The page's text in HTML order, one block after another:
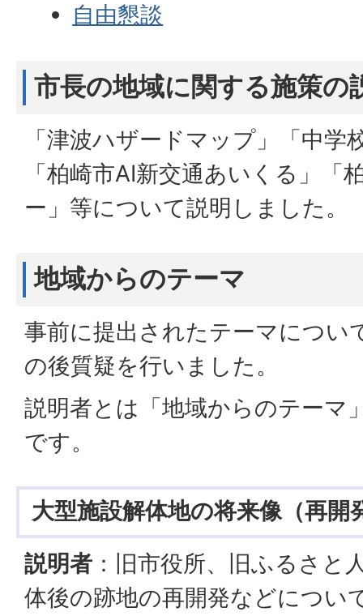
自由懇談
市長の地域に関する施策の
「津波ハザードマップ」「中学
「柏崎市AI新交通あいくる」「
ー」等について説明しました。
地域からのテーマ
事前に提出されたテーマについ
の後質疑を行いました。
説明者とは「地域からのテーマ
です。
大型施設解体地の将来像（再開
説明者 ：旧市役所、旧ふるさと
体後の跡地の再開発などについ